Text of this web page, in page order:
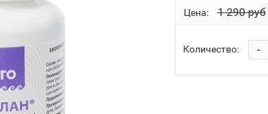
Цена: 1 290 руб
Количество: -